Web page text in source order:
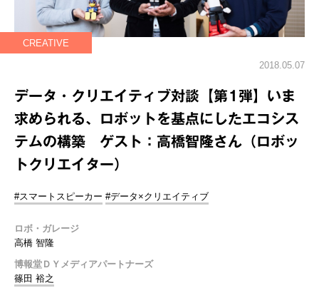
CREATIVE
2018.05.07
データ・クリエイティブ対談【第1弾】いま
求められる、ロボットを基点にしたエコシス
テムの構築 ゲスト：高橋智隆さん（ロボッ
トクリエイター）
#スマートスピーカー #データ×クリエイティブ
ロボ・ガレージ
高橋 智隆
博報堂ＤＹメディアパートナーズ
篠田 裕之